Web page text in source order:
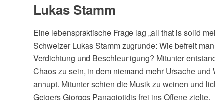
Lukas Stamm
Eine lebenspraktische Frage lag „all that is solid
Schweizer Lukas Stamm zugrunde: Wie befreit
Verdichtung und Beschleunigung? Mitunter
Chaos zu sein, in dem niemand mehr Ursache
anhupt. Mitunter schien die Musik zu weinen und
Geigers Giorgos Panagiotidis frei ins Offene zielte.